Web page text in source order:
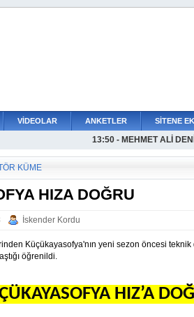
VİDEOLAR ANKETLER SİTENE
14:01 - MUSTAFA
13:50 - MEHMET ALİ
13:40 - PAŞABAHÇEDE
KÜME
HIZA DOĞRU
İskender Kordu
Küçükayasofya'nın yeni sezon öncesi teknik
öğrenildi.
HIZ’A